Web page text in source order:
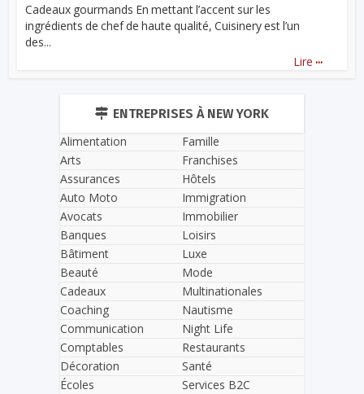
Cadeaux gourmands En mettant l’accent sur les
ingrédients de chef de haute qualité, Cuisinery est l’un
des...
Lire ...
ENTREPRISES À NEW YORK
Alimentation
Arts
Assurances
Auto Moto
Avocats
Banques
Bâtiment
Beauté
Cadeaux
Coaching
Communication
Comptables
Décoration
Écoles
Famille
Franchises
Hôtels
Immigration
Immobilier
Loisirs
Luxe
Mode
Multinationales
Nautisme
Night Life
Restaurants
Santé
Services B2C